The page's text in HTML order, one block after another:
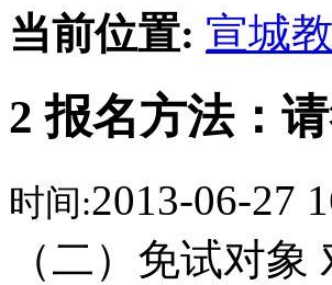
当前位置: 宣城
2 报名方法：
时间:2013-06-27
（二）免试对